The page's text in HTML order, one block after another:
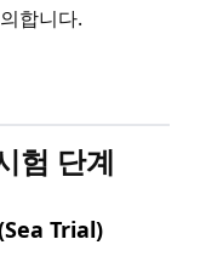
합니다.
험 단계
Trial)